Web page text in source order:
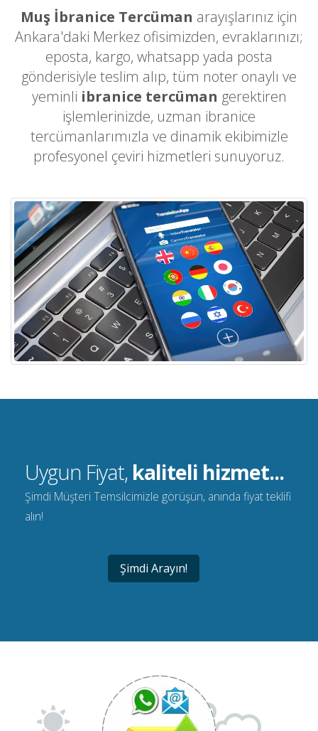
Muş İbranice Tercüman arayışlarınız için
Ankara'daki Merkez ofisimizden, evraklarınızı;
eposta, kargo, whatsapp yada posta
gönderisiyle teslim alıp, tüm noter onaylı ve
yeminli ibranice tercüman gerektiren
işlemlerinizde, uzman ibranice
tercümanlarımızla ve dinamik ekibimizle
profesyonel çeviri hizmetleri sunuyoruz.
Uygun Fiyat, kaliteli hizmet...
Şimdi Müşteri Temsilcimizle görüşün, anında fiyat teklifi
alın!
Şimdi Arayın!